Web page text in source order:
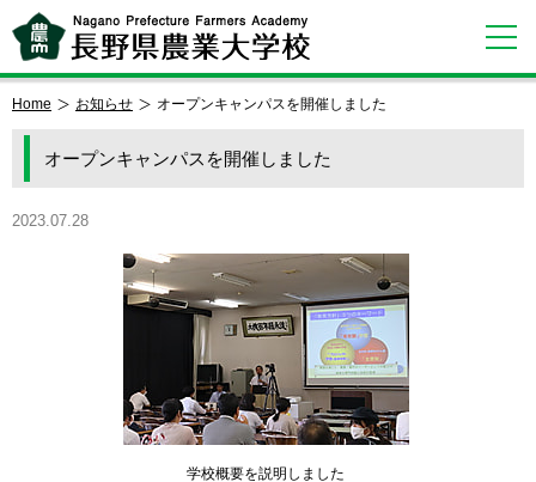
Home お知らせ オープンキャンパスを開催しました
オープンキャンパスを開催しました
2023.07.28
学校概要を説明しました